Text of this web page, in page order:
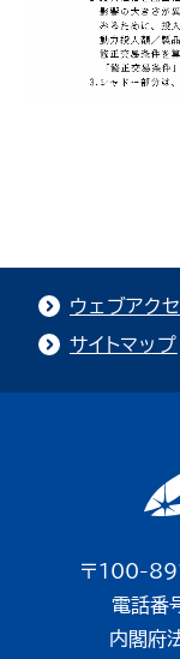
ウェブアク
サイトマップ
〒100-
電話番
内閣